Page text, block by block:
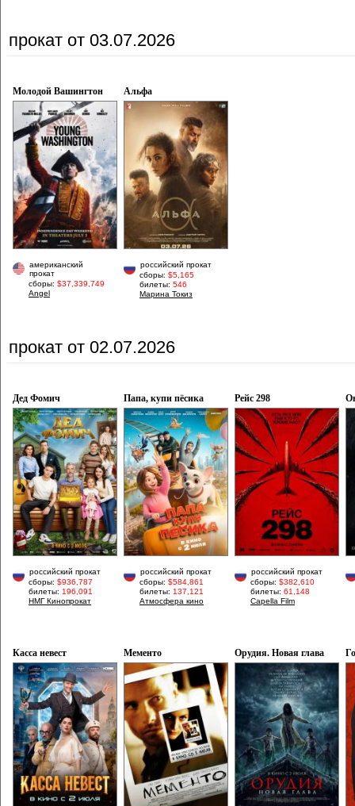
прокат от 03.07.2026
Молодой Вашингтон
американский
прокат
сборы: $37,339,749
Angel
Альфа
российский прокат
сборы: $5,165
билеты: 546
Марина Токиз
прокат от 02.07.2026
Дед Фомич
российский прокат
сборы: $936,787
билеты: 196,091
НМГ Кинопрокат
Папа, купи пёсика
российский прокат
сборы: $584,861
билеты: 137,121
Атмосфера кино
Рейс 298
российский прокат
сборы: $382,610
билеты: 61,148
Capella Film
Касса невест Мементо Орудия. Новая глава